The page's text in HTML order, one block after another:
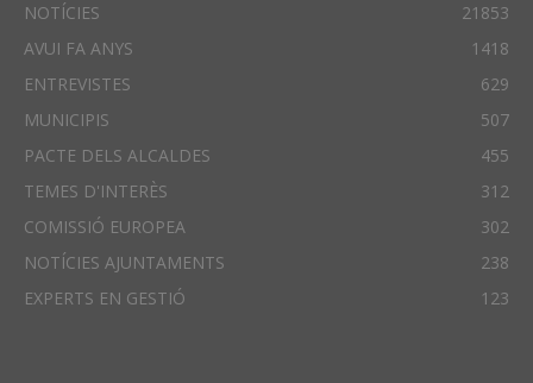
NOTÍCIES
21853
AVUI FA ANYS
1418
ENTREVISTES
629
MUNICIPIS
507
PACTE DELS ALCALDES
455
TEMES D'INTERÈS
312
COMISSIÓ EUROPEA
302
NOTÍCIES AJUNTAMENTS
238
EXPERTS EN GESTIÓ
123